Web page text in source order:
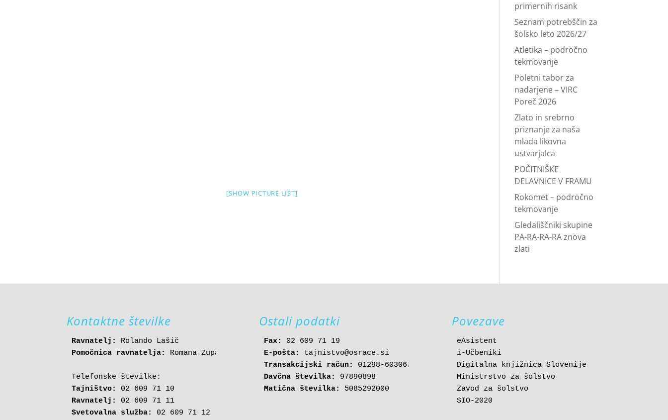
[SHOW PICTURE LIST]
primernih risank
Seznam potrebščin za
šolsko leto 2026/27
Atletika – področno
tekmovanje
Poletni tabor za
nadarjene – VIRC
Poreč 2026
Zlato in srebrno
priznanje za naša
mlada likovna
ustvarjalca
POČITNIŠKE
DELAVNICE V FRAMU
Rokomet – področno
tekmovanje
Gledališčniki skupine
PA-RA-RA-RA znova
zlati
Kontaktne številke
Ravnatelj:
Pomočnica ravnatelja:
Romana Zupančič
Tajništvo:
Ravnatelj:
Svetovalna služba:
Ostali podatki
Fax:
E-pošta: tajnistvo@osrace.si
Transakcijski račun:
Davčna številka:
Matična številka:
5085292000
Povezave
eAsistent
i-Učbeniki
Digitalna knjižnica Slovenije
Ministrstvo za šolstvo
Zavod za šolstvo
SIO-2020